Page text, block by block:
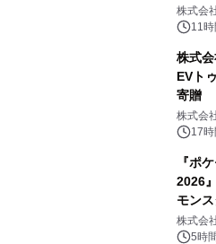
GR 4
メニュ
株式会
11時
株式
EVト
寄贈
株式会
17時
『ポ
2026
モン
た画集
ルアー
株式会
5時